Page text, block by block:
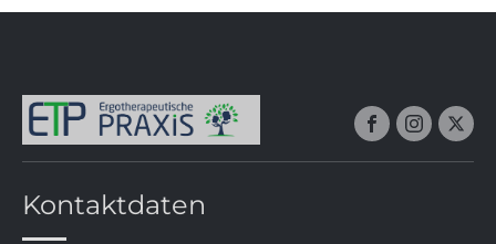
Kontaktdaten